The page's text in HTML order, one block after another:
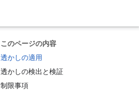
このページの内容
透かしの適用
透かしの検出と検証
制限事項